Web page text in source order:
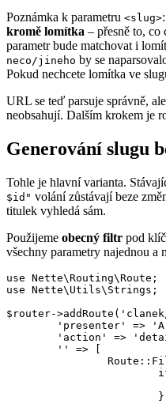
Poznámka k parametru <slug>
kromě lomítka – přesně to, co
parametr bude matchovat i
neco/jineho by se
Pokud nechcete lomítka ve
URL se teď parsuje správně,
neobsahují. Dalším krokem je
Generování slugu
Tohle je hlavní varianta.
$id" volání zůstávají beze
titulek vyhledá sám.
Použijeme obecný filtr pod
všechny parametry najednou a
use Nette\Routing\Route;
use Nette\Utils\Strings;
$router-